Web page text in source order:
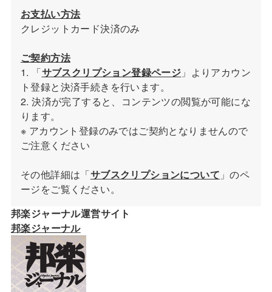
お支払い方法
クレジットカード決済のみ
ご契約方法
1. 「サブスクリプション登録ページ 」よりアカウン
ト登録と決済手続きを行います。
2. 決済が完了すると、コンテンツの閲覧が可能にな
ります。
※ アカウント登録のみではご契約となりませんので
ご注意ください
その他詳細は「サブスクリプションについて 」のペ
ージをご覧ください。
邦楽ジャーナル運営サイト
邦楽ジャーナル